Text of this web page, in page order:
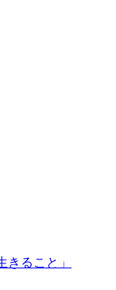
ること」